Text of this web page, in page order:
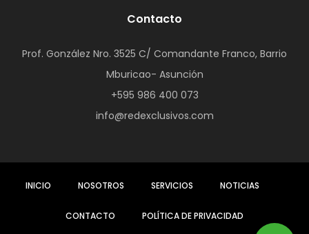
Contacto
Prof. González Nro. 3525 C/ Comandante Franco, Barrio
Mburicao- Asunción
+595 986 400 073
info@redexclusivos.com
INICIO NOSOTROS SERVICIOS NOTICIAS
CONTACTO POLÍTICA DE PRIVACIDAD